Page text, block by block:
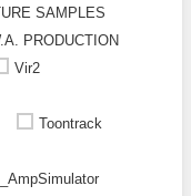
SAMPLES
PRODUCTION
Vir2
Toontrack